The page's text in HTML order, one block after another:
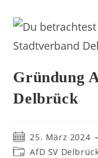
Gründung
Delbrück
25. März 2024
AfD SV